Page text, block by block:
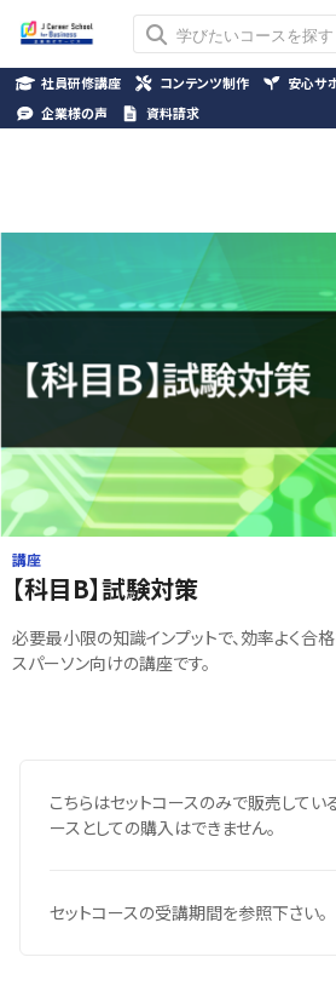
講座
【科目B】試験対策
必要最小限の知識インプットで、効率よく合
スパーソン向けの講座です。
こちらはセットコースのみで販売してい
ースとしての購入はできません。
セットコースの受講期間を参照下さい。
社員研修講座 コンテンツ制作
安心サ
企業様の声
資料請求